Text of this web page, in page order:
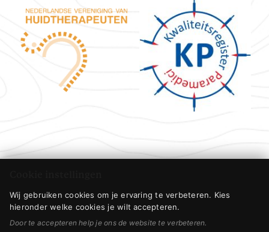
Wij gebruiken cookies om je ervaring te verbeteren. Kies
hieronder welke cookies je wilt accepteren.
Door te accepteren help je ons de website te verbeteren.